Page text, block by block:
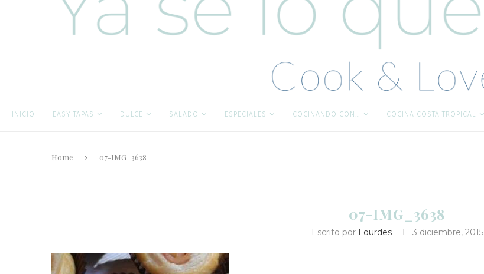
INICIO EASY TAPAS DULCE SALADO ESPECIALES COCINANDO CON… COCINA COSTA TROPICAL
Home 07-IMG_3638
07-IMG_3638
Escrito por Lourdes 3 diciembre, 2015